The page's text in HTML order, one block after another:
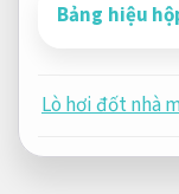
Bảng hiệu
Lò hơi đốt nhà